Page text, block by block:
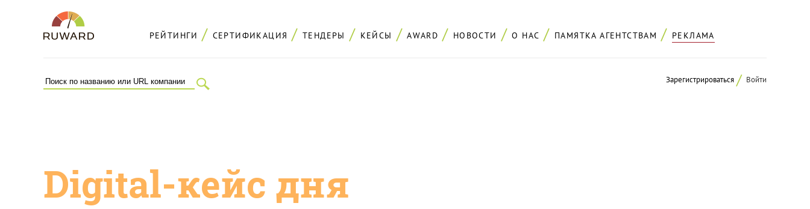
РЕЙТИНГИ СЕРТИФИКАЦИЯ ТЕНДЕРЫ КЕЙСЫ AWARD НОВОСТИ О НАС ПАМЯТКА АГЕНТСТВАМ РЕКЛАМА
Зарегистрироваться Войти
Digital-кейс дня